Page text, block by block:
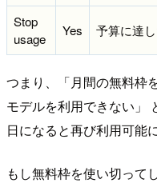
Stop
usage
Yes 予算に達
つまり、「月間の無料枠
モデルを利用できない」
日になると再び利用可能
もし無料枠を使い切って